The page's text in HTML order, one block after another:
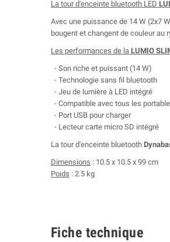
La tour d'enceinte bluetooth LED
Avec une puissance de 14 W (2x7
bougent et changent de couleur au
Les performances de la LUMIO
- Son riche et puissant (14 W)
- Technologie sans fil bluetooth
- Jeu de lumière à LED intégré
- Compatible avec tous les
- Port USB pour charger
- Lecteur carte micro SD intégré
La tour d'enceinte bluetooth
Dimensions : 10.5 x 10.5 x 99 cm
Poids : 2.5 kg
Fiche technique